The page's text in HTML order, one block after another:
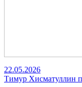
22.05.2026
Тимур Хисматуллин